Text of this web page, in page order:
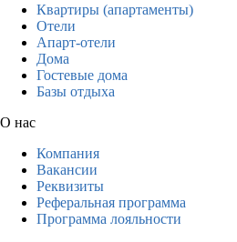
Квартиры (апартаменты)
Отели
Апарт-отели
Дома
Гостевые дома
Базы отдыха
О нас
Компания
Вакансии
Реквизиты
Реферальная программа
Программа лояльности